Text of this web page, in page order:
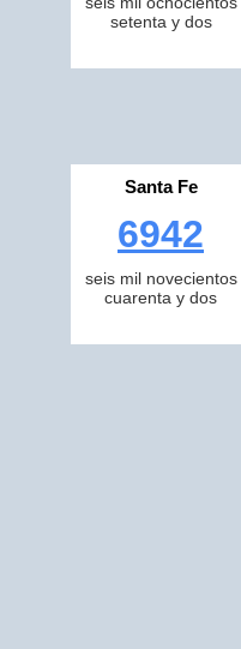
setenta y dos
Santa Fe
6942
seis mil novecientos
cuarenta y dos